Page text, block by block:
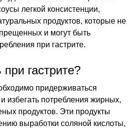
легкой консистенции,
продуктов, которые не
и могут быть
при гастрите.
гастрите?
придерживаться
избегать потребления жирных,
продуктов. Эти продукты
выработки соляной кислоты,